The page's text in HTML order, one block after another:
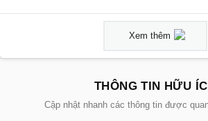
Xem thêm
THÔNG TIN HỮU
Cập nhật nhanh các thông tin được